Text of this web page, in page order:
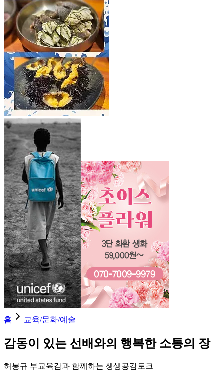
홈 교육/문화/예술
감동이 있는 선배와의 행복한 소통의 장
허봉규 부교육감과 함께하는 생생공감토크